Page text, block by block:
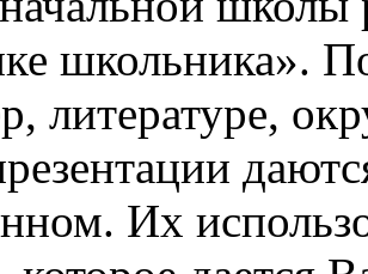
школьника».
литературе,
Их